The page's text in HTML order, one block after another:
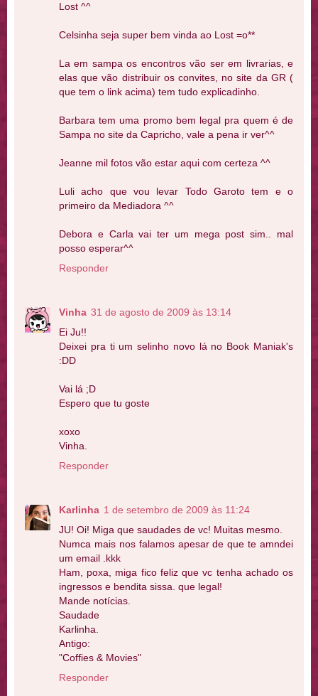
Lost ^^
Celsinha seja super bem vinda ao Lost =o**
La em sampa os encontros vão ser em livrarias, e
elas que vão distribuir os convites, no site da GR (
que tem o link acima) tem tudo explicadinho.
Barbara tem uma promo bem legal pra quem é de
Sampa no site da Capricho, vale a pena ir ver^^
Jeanne mil fotos vão estar aqui com certeza ^^
Luli acho que vou levar Todo Garoto tem e o
primeiro da Mediadora ^^
Debora e Carla vai ter um mega post sim.. mal
posso esperar^^
Responder
Vinha 31 de agosto de 2009 às 13:14
Ei Ju!!
Deixei pra ti um selinho novo lá no Book Maniak's
:DD
Vai lá ;D
Espero que tu goste
xoxo
Vinha.
Responder
Karlinha 1 de setembro de 2009 às 11:24
JU! Oi! Miga que saudades de vc! Muitas mesmo.
Numca mais nos falamos apesar de que te amndei
um email .kkk
Ham, poxa, miga fico feliz que vc tenha achado os
ingressos e bendita sissa. que legal!
Mande notícias.
Saudade
Karlinha.
Antigo:
"Coffies & Movies"
Responder